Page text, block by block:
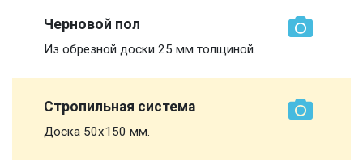
Черновой пол
Из обрезной доски 25 мм толщиной.
Стропильная система
Доска 50х150 мм.